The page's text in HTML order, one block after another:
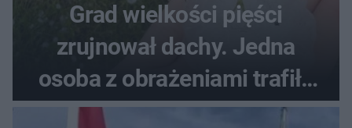
Grad wielkości pięści
zrujnował dachy. Jedna
osoba z obrażeniami trafiła
do szpitala